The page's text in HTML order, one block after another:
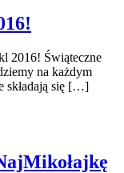
2016! Świąteczne
na każdym
składają się […]